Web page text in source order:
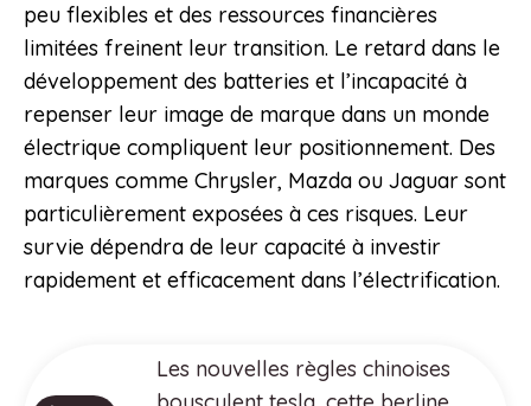
peu flexibles et des ressources financières
limitées freinent leur transition. Le retard dans le
développement des batteries et l’incapacité à
repenser leur image de marque dans un monde
électrique compliquent leur positionnement. Des
marques comme Chrysler, Mazda ou Jaguar sont
particulièrement exposées à ces risques. Leur
survie dépendra de leur capacité à investir
rapidement et efficacement dans l’électrification.
Les nouvelles règles chinoises